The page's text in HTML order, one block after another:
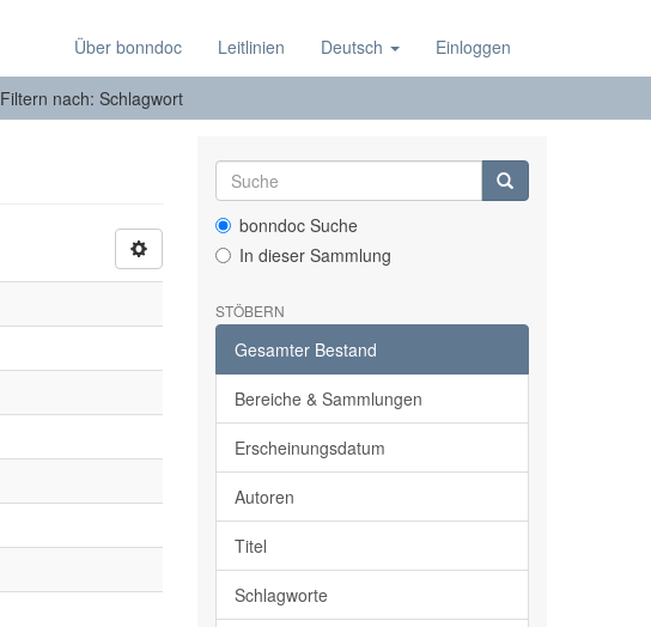
Über bonndoc Leitlinien Deutsch Einloggen
Filtern nach: Schlagwort
bonndoc Suche
In dieser Sammlung
STÖBERN
Gesamter Bestand
Bereiche & Sammlungen
Erscheinungsdatum
Autoren
Titel
Schlagworte